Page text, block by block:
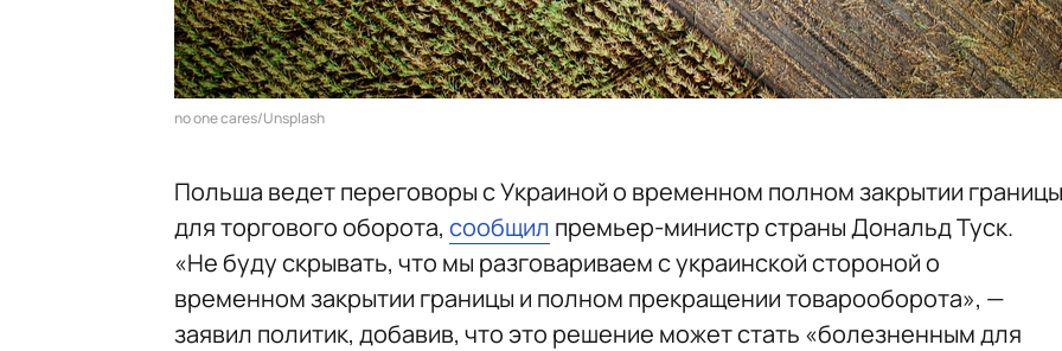
no one cares/Unsplash
Польша ведет переговоры с Украиной о временном полном закрытии границы
для торгового оборота, сообщил премьер-министр страны Дональд Туск.
«Не буду скрывать, что мы разговариваем с украинской стороной о
временном закрытии границы и полном прекращении товарооборота», —
заявил политик, добавив, что это решение может стать «болезненным для